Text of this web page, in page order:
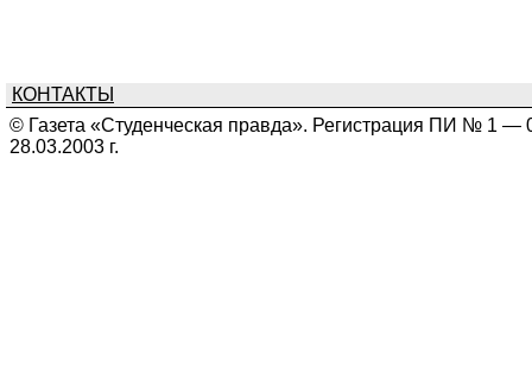
КОНТАКТЫ
© Газета «Студенческая правда». Регистрация ПИ № 1 —
28.03.2003 г.